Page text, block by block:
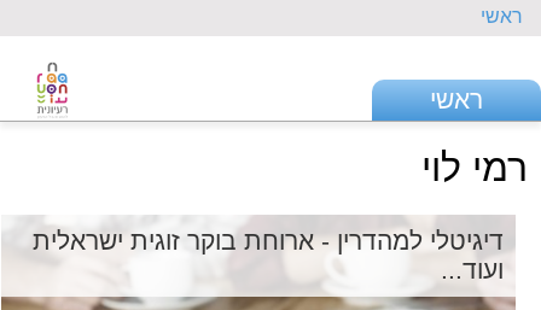
ראשי
ראשי
רמי לוי
דיגיטלי למהדרין - ארוחת בוקר זוגית ישראלית
ועוד...